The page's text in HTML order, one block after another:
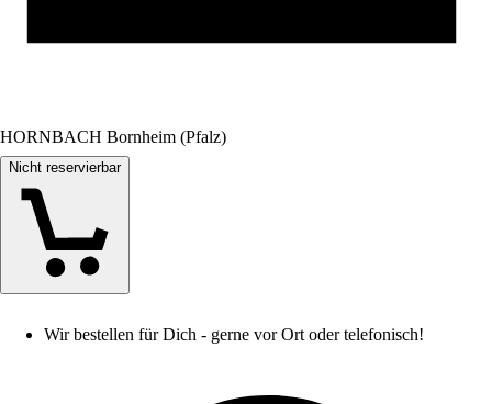
HORNBACH Bornheim (Pfalz)
Nicht reservierbar
Wir bestellen für Dich - gerne vor Ort oder telefonisch!